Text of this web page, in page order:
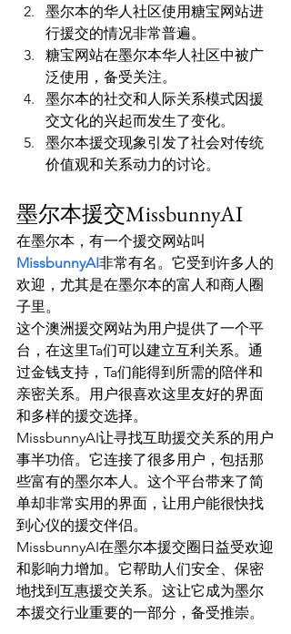
墨尔本的华人社区使用糖宝网站进
行援交的情况非常普遍。
糖宝网站在墨尔本华人社区中被广
泛使用，备受关注。
墨尔本的社交和人际关系模式因援
交文化的兴起而发生了变化。
墨尔本援交现象引发了社会对传统
价值观和关系动力的讨论。
墨尔本援交MissbunnyAI
在墨尔本，有一个援交网站叫
MissbunnyAI非常有名。它受到许多人的
欢迎，尤其是在墨尔本的富人和商人圈
子里。
这个澳洲援交网站为用户提供了一个平
台，在这里Ta们可以建立互利关系。通
过金钱支持，Ta们能得到所需的陪伴和
亲密关系。用户很喜欢这里友好的界面
和多样的援交选择。
MissbunnyAI让寻找互助援交关系的用户
事半功倍。它连接了很多用户，包括那
些富有的墨尔本人。这个平台带来了简
单却非常实用的界面，让用户能很快找
到心仪的援交伴侣。
MissbunnyAI在墨尔本援交圈日益受欢迎
和影响力增加。它帮助人们安全、保密
地找到互惠援交关系。这让它成为墨尔
本援交行业重要的一部分，备受推崇。